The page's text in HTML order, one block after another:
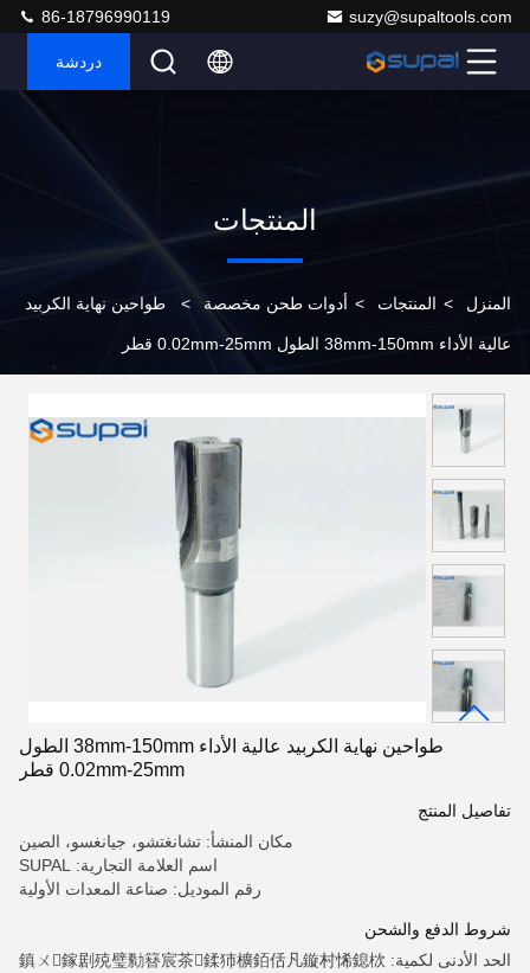
suzy@supaltools.com
86-18796990119
دردشة
المنتجات
المنزل > المنتجات > أدوات طحن مخصصة > طواحين نهاية الكربيد
عالية الأداء 38mm-150mm الطول 0.02mm-25mm قطر
طواحين نهاية الكربيد عالية الأداء 38mm-150mm الطول
0.02mm-25mm قطر
تفاصيل المنتج
مكان المنشأ: تشانغتشو، جيانغسو، الصين
اسم العلامة التجارية: SUPAL
رقم الموديل: صناعة المعدات الأولية
شروط الدفع والشحن
الحد الأدنى لكمية: 鎮ㄨ鎵剧殑璧勬簮宸茶鍒犻櫎銆佸凡鏇村悕鎴栨